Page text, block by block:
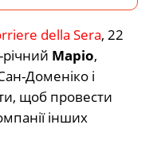
della Sera, 22
річний Маріо,
Доменіко і
щоб провести
інших